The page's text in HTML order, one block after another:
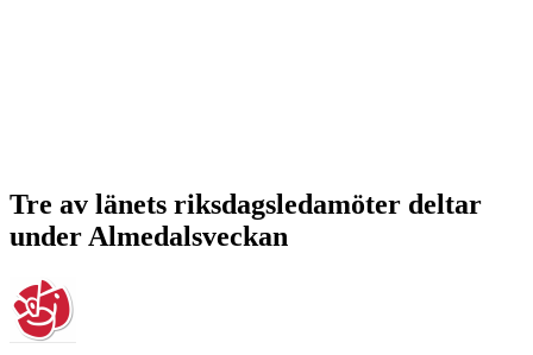
Tre av länets riksdagsledamöter deltar
under Almedalsveckan